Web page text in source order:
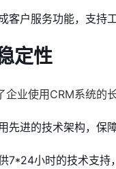
客户服务功能，支持
定性
企业使用CRM系统的
先进的技术架构，保
7*24小时的技术支持